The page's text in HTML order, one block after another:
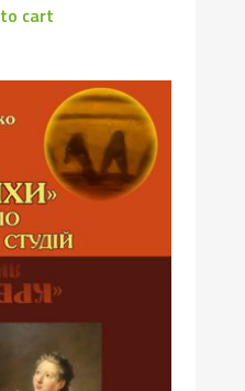
cart